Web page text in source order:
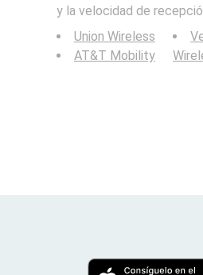
y la velocidad de
Union Wireless
AT&T Mobility